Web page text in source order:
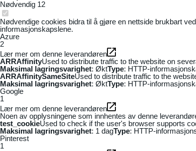
Nødvendig 12
Nødvendige cookies bidra til å gjøre en nettside brukbart
informasjonskapslene.
Azure
2
Lær mer om denne leverandøren
ARRAffinityUsed to distribute traffic to the website on
Maksimal lagringsvarighet: ØktType: HTTP-
ARRAffinitySameSiteUsed to distribute traffic to the
Maksimal lagringsvarighet: ØktType: HTTP-
Google
1
Lær mer om denne leverandøren
Noen av opplysningene som innhentes av denne
test_cookieUsed to check if the user's browser supports
Maksimal lagringsvarighet: 1 dagType: HTTP-
Pinterest
1